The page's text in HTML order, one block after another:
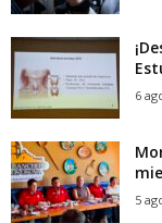
6
5